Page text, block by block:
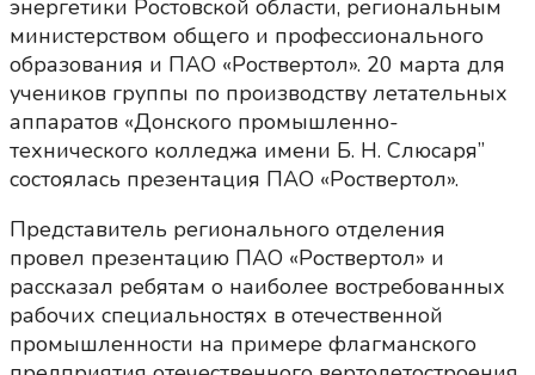
энергетики Ростовской области, региональным
министерством общего и профессионального
образования и ПАО «Роствертол». 20 марта для
учеников группы по производству летательных
аппаратов «Донского промышленно-
технического колледжа имени Б. Н. Слюсаря”
состоялась презентация ПАО «Роствертол».
Представитель регионального отделения
провел презентацию ПАО «Роствертол» и
рассказал ребятам о наиболее востребованных
рабочих специальностях в отечественной
промышленности на примере флагманского